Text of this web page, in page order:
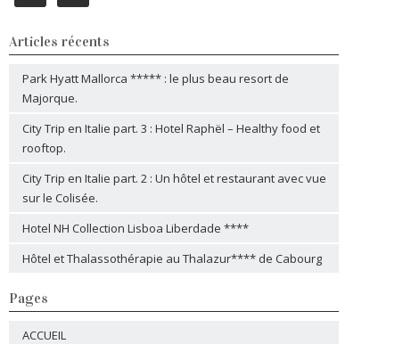
Articles récents
Park Hyatt Mallorca ***** : le plus beau resort de
Majorque.
City Trip en Italie part. 3 : Hotel Raphël – Healthy food et
rooftop.
City Trip en Italie part. 2 : Un hôtel et restaurant avec vue
sur le Colisée.
Hotel NH Collection Lisboa Liberdade ****
Hôtel et Thalassothérapie au Thalazur**** de Cabourg
Pages
ACCUEIL